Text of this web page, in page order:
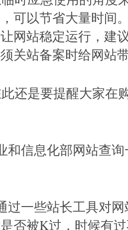
可以节省大量时间
网站稳定运行，建
关站备案时给网站
是要提醒大家在
信息化部网站查询
一些站长工具对网
否被K过，时候有